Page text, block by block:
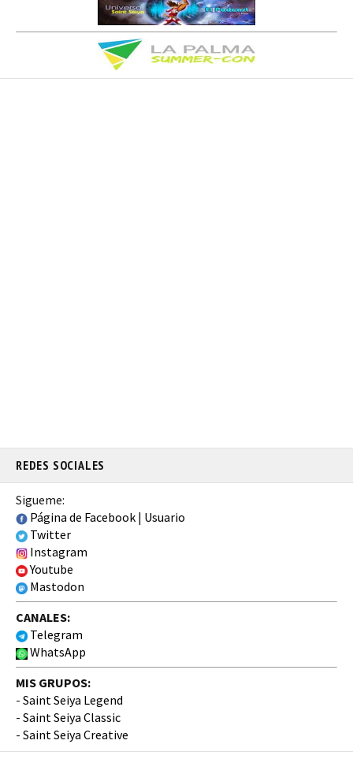
REDES SOCIALES
Sigueme:
Página de Facebook | Usuario
Twitter
Instagram
Youtube
Mastodon
CANALES:
Telegram
WhatsApp
MIS GRUPOS:
- Saint Seiya Legend
- Saint Seiya Classic
- Saint Seiya Creative